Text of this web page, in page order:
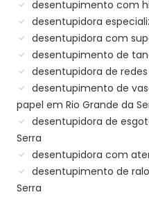
desentupimento com
desentupidora
desentupidora com
desentupimento de
desentupidora de
desentupimento de
papel em Rio Grande da
desentupidora de
Serra
desentupidora com
desentupimento de
Serra